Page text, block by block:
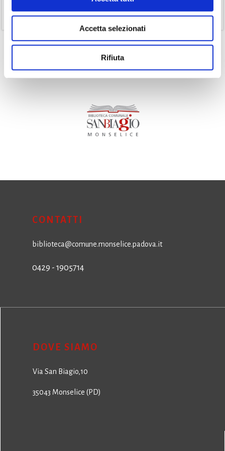
Accetta selezionati
Rifiuta
Volumi(11)
CONTATTI
biblioteca@comune.monselice.padova.it
0429 - 1905714
DOVE SIAMO
Via San Biagio,10
35043 Monselice (PD)